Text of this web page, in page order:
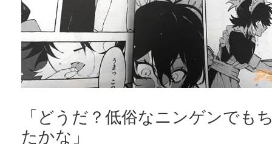
「どうだ？低俗なニンゲンでも
たかな」